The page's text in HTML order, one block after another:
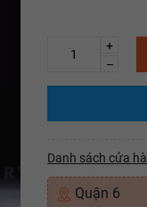
+
–
Danh sách cửa
Quận 6